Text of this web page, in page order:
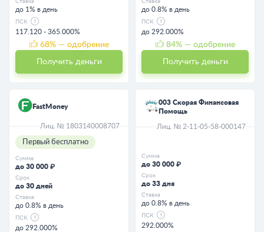
до 1% в день
ПСК
117.120 - 365.000%
68% — одобрение
Получить деньги
до 0.8% в день
ПСК
до 292.000%
84% — одобрение
Получить деньги
FastMoney
Лиц. № 1803140008707
Первый бесплатно
Сумма
до 30 000 ₽
Срок
до 30 дней
Ставка
до 0.8% в день
ПСК
до 292.000%
003 Скорая Финансовая
Помощь
Лиц. № 2-11-05-58-000147
Сумма
до 30 000 ₽
Срок
до 33 дня
Ставка
до 0.8% в день
ПСК
292.000%